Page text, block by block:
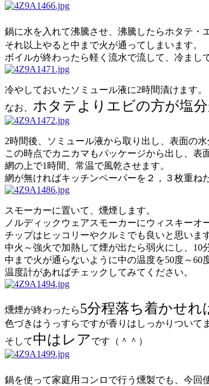
鍋に水を入れて沸騰させ、沸騰したらホタテ・
それ以上やると中まで火が通ってしまいます。
ボイルが終わったら軽く流水で流して、冷まし
冷やしておいたソミュール液に2時間漬けます。
なお、 ホタテよりエビの方が塩
2時間後、ソミュール液から取り出し、表面の
この時点でカニカマもパッケージから出し、表
網の上で1時間、常温で風乾させます。
網が無ければキッチンペーパーを２，３枚重ね
スモーカーに置いて、燻煙します。
ノルディックウェアスモーカーにウィスキーオ
チップはヒッコリーやクルミでも良いと思います
中火～強火で加熱して煙が出たら弱火にし、10
中まで火が通らないように中の温度を50度～60
温度計があればチェックしてみてください。
燻煙が終わったら5分程落ち着かせれ
色づきはうっすらですが香りはしっかりついて
そして中はレアです（＾＾）
鍋を使って家庭用コンロで行う燻製でも、今回